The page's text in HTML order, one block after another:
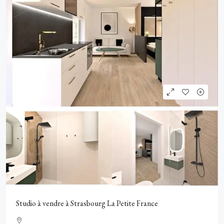
Studio à vendre à Strasbourg La Petite France